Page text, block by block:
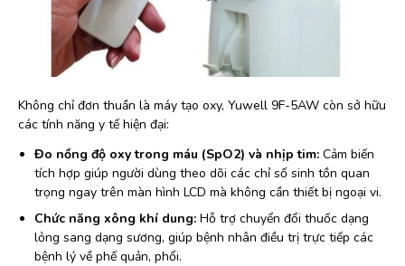
Không chỉ đơn thuần là máy tạo oxy, Yuwell 9F-5AW còn sở hữu
các tính năng y tế hiện đại:
Đo nồng độ oxy trong máu (SpO2) và nhịp tim: Cảm biến
tích hợp giúp người dùng theo dõi các chỉ số sinh tồn quan
trọng ngay trên màn hình LCD mà không cần thiết bị ngoại vi.
Chức năng xông khí dung: Hỗ trợ chuyển đổi thuốc dạng
lỏng sang dạng sương, giúp bệnh nhân điều trị trực tiếp các
bệnh lý về phế quản, phổi.